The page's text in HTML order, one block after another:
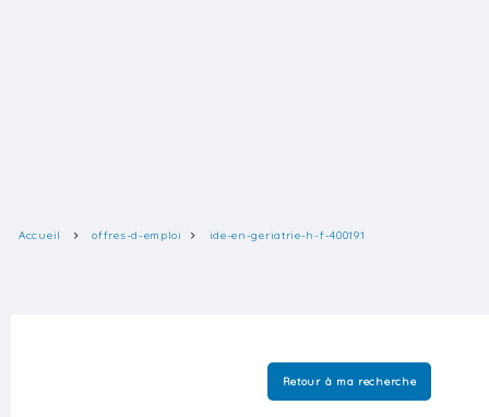
Accueil offres-d-emploi ide-en-geriatrie-h-f-400191
Retour à ma recherche